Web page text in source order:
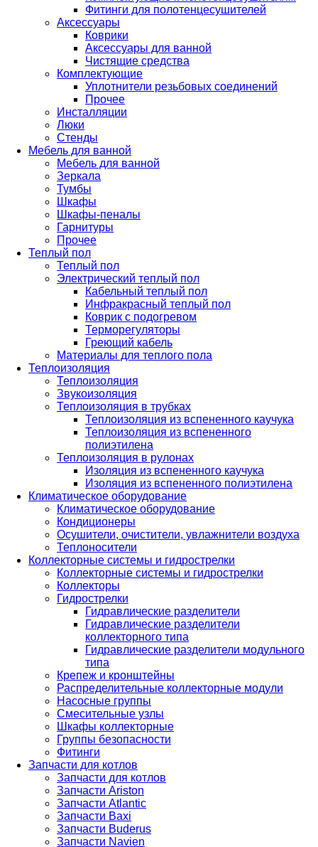
Фитинги для полотенцесушителей
Аксессуары
Коврики
Аксессуары для ванной
Чистящие средства
Комплектующие
Уплотнители резьбовых соединений
Прочее
Инсталляции
Люки
Стенды
Мебель для ванной
Мебель для ванной
Зеркала
Тумбы
Шкафы
Шкафы-пеналы
Гарнитуры
Прочее
Теплый пол
Теплый пол
Электрический теплый пол
Кабельный теплый пол
Инфракрасный теплый пол
Коврик с подогревом
Терморегуляторы
Греющий кабель
Материалы для теплого пола
Теплоизоляция
Теплоизоляция
Звукоизоляция
Теплоизоляция в трубках
Теплоизоляция из вспененного каучука
Теплоизоляция из вспененного
полиэтилена
Теплоизоляция в рулонах
Изоляция из вспененного каучука
Изоляция из вспененного полиэтилена
Климатическое оборудование
Климатическое оборудование
Кондиционеры
Осушители, очистители, увлажнители воздуха
Теплоносители
Коллекторные системы и гидрострелки
Коллекторные системы и гидрострелки
Коллекторы
Гидрострелки
Гидравлические разделители
Гидравлические разделители
коллекторного типа
Гидравлические разделители модульного
типа
Крепеж и кронштейны
Распределительные коллекторные модули
Насосные группы
Смесительные узлы
Шкафы коллекторные
Группы безопасности
Фитинги
Запчасти для котлов
Запчасти для котлов
Запчасти Ariston
Запчасти Atlantic
Запчасти Baxi
Запчасти Buderus
Запчасти Navien